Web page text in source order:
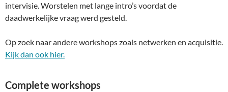
intervisie. Worstelen met lange intro’s voordat de
daadwerkelijke vraag werd gesteld.
Op zoek naar andere workshops zoals netwerken en acquisitie.
Kijk dan ook hier.
Complete workshops